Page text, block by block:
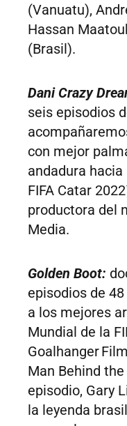
(Vanuatu),
Hassan
(Brasil).
Dani Crazy
seis episodios
con mejor
andadura
FIFA Catar
productora del
Media.
Golden Boot:
episodios de
a los mejores
Mundial de la
Goalhanger
Man Behind
episodio, Gary
la leyenda